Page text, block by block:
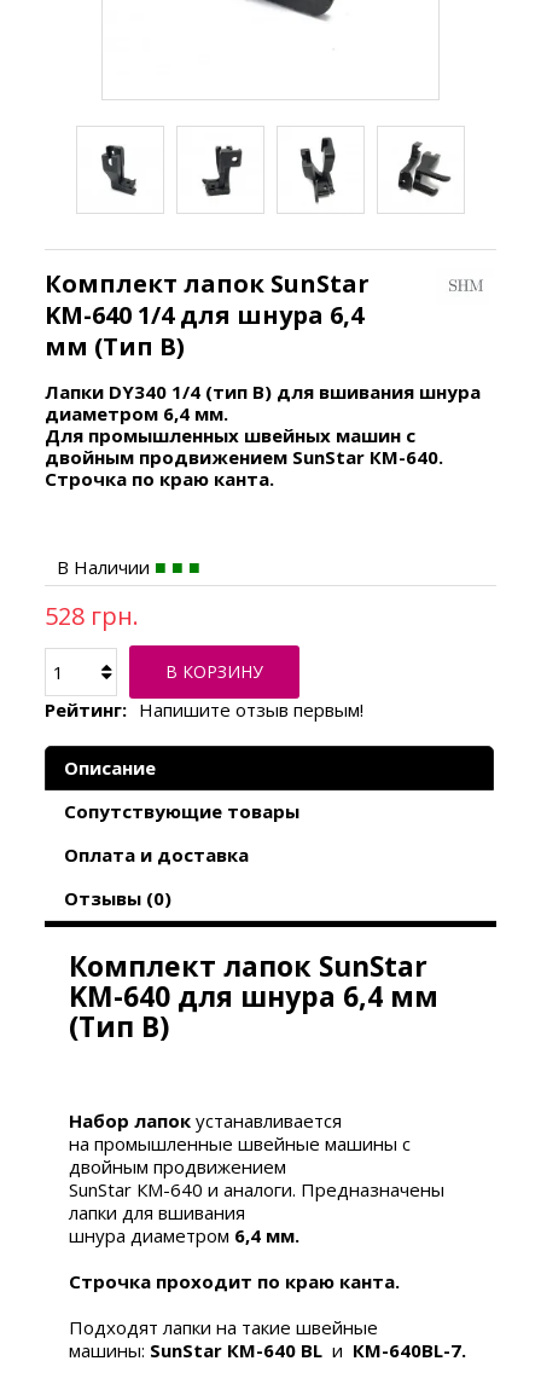
Комплект лапок SunStar
KM-640 1/4 для шнура 6,4
мм (Тип В)
Лапки DY340 1/4 (тип В) для вшивания шнура
диаметром 6,4 мм.
Для промышленных швейных машин с
двойным продвижением SunStar КМ-640.
Строчка по краю канта.
В Наличии
528 грн.
В КОРЗИНУ
Рейтинг: Напишите отзыв первым!
Описание
Сопутствующие товары
Оплата и доставка
Отзывы (0)
Комплект лапок SunStar
KM-640 для шнура 6,4 мм
(Тип В)
Набор лапок устанавливается
на промышленные швейные машины с
двойным продвижением
SunStar КМ-640 и аналоги. Предназначены
лапки для вшивания
шнура диаметром 6,4 мм.
Строчка проходит по краю канта.
Подходят лапки на такие швейные
машины: SunStar КМ-640 BLи КМ-640BL-7.